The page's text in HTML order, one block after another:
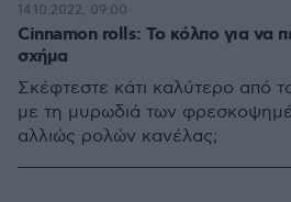
Cinnamon rolls: Το κόλπο για να
σχήμα
Σκέφτεστε κάτι καλύτερο από
με τη μυρωδιά των
αλλιώς ρολών κανέλας;
14.10.2022, 09:00